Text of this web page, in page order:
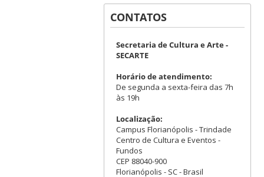
CONTATOS
Secretaria de Cultura e Arte -
SECARTE
Horário de atendimento:
De segunda a sexta-feira das 7h
às 19h
Localização:
Campus Florianópolis - Trindade
Centro de Cultura e Eventos -
Fundos
CEP 88040-900
Florianópolis - SC - Brasil